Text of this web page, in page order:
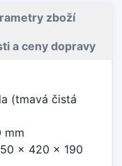
zboží
a ceny dopravy
(tmavá čistá
mm
x 420 x 190